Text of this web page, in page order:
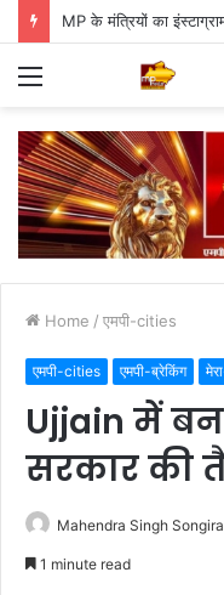
MP के मंत्रियों का
Menu
Home / एमपी-cities
एमपी-cities एमपी-ब्रेकिंग
Ujjain में बन
सरकार की
Mahendra Singh Songira
1 minute read